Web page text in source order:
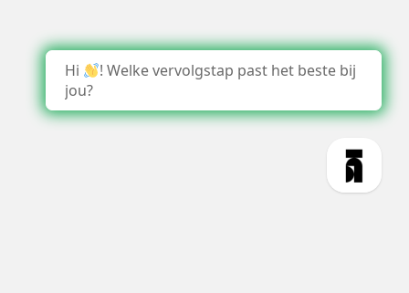
Hi
! Welke vervolgstap past het beste bij
jou?